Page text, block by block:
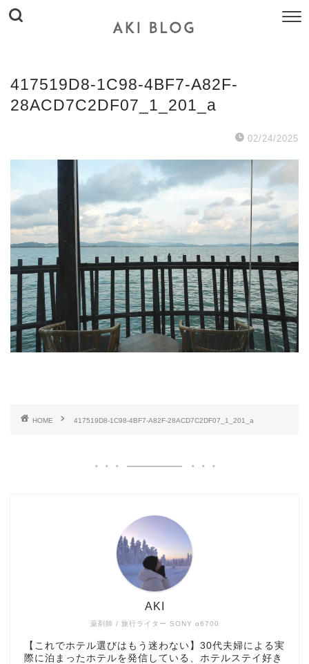
417519D8-1C98-4BF7-A82F-
28ACD7C2DF07_1_201_a
02/24/2025
HOME 417519D8-1C98-4BF7-A82F-28ACD7C2DF07_1_201_a
薬剤師 / 旅行ライター SONY α6700
AKI
【これでホテル選びはもう迷わない】30代夫婦による実
際に泊まったホテルを発信している、ホテルステイ好き